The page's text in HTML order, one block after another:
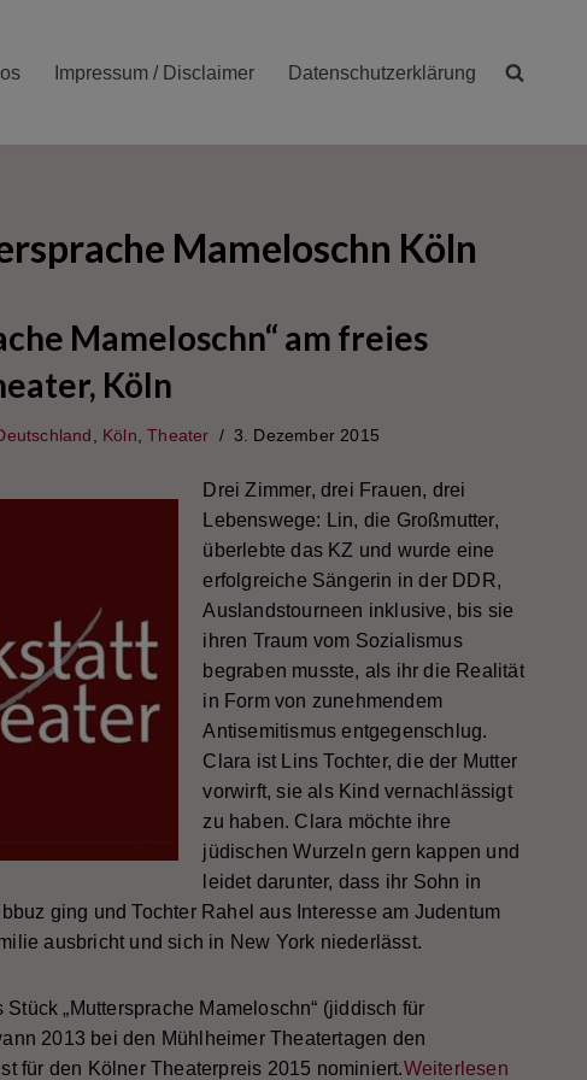
Impressum / Disclaimer Datenschutzerklärung
Mameloschn Köln
Mameloschn“ am freies
Köln
Köln ,Theater 3. Dezember 2015
Drei Zimmer, drei Frauen, drei
Lebenswege: Lin, die Großmutter,
überlebte das KZ und wurde eine
erfolgreiche Sängerin in der DDR,
Auslandstourneen inklusive, bis sie
ihren Traum vom Sozialismus
begraben musste, als ihr die Realität
in Form von zunehmendem
Antisemitismus entgegenschlug.
Clara ist Lins Tochter, die der Mutter
vorwirft, sie als Kind vernachlässigt
zu haben. Clara möchte ihre
jüdischen Wurzeln gern kappen und
leidet darunter, dass ihr Sohn in
ging und Tochter Rahel aus Interesse am Judentum
ausbricht und sich in New York niederlässt.
„Muttersprache Mameloschn“ (jiddisch für
2013 bei den Mühlheimer Theatertagen den
für den Kölner Theaterpreis 2015 nominiert.Weiterlesen